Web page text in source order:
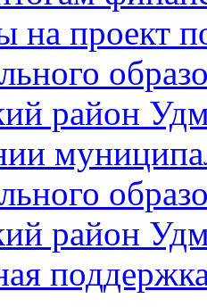
на проект
район
район